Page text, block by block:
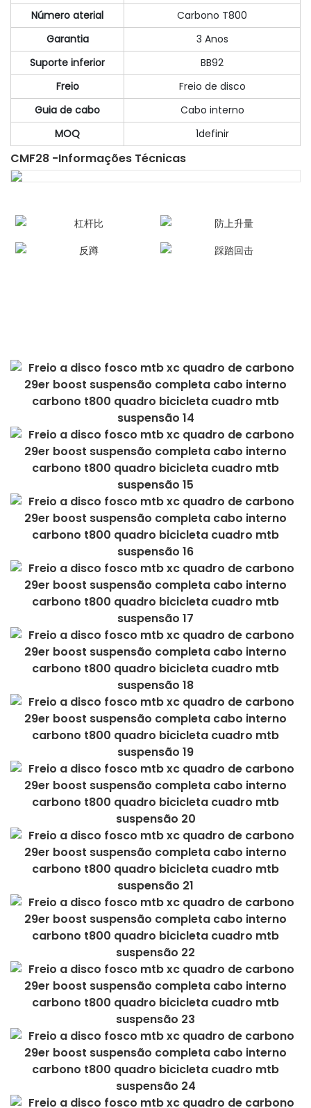
Número aterial
Carbono T800
Garantia
3 Anos
Suporte inferior
BB92
Freio
Freio de disco
Guia de cabo
Cabo interno
MOQ
1definir
CMF28 -Informações Técnicas